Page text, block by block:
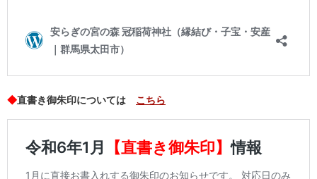
◆直書き御朱印については こちら